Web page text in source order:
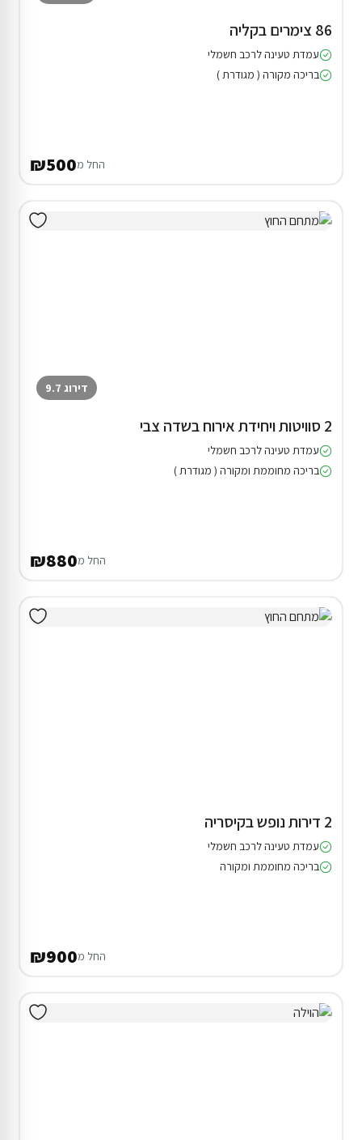
86 צימרים בקליה
עמדת טעינה לרכב חשמלי
בריכה מקורה ( מגודרת )
החל מ₪500
דירוג 9.7
2 סוויטות ויחידת אירוח בשדה צבי
עמדת טעינה לרכב חשמלי
בריכה מחוממת ומקורה ( מגודרת )
החל מ₪880
2 דירות נופש בקיסריה
עמדת טעינה לרכב חשמלי
בריכה מחוממת ומקורה
החל מ₪900